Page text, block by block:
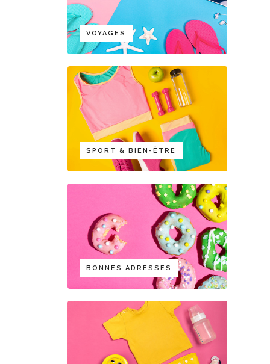
VOYAGES
SPORT & BIEN-ÊTRE
BONNES ADRESSES